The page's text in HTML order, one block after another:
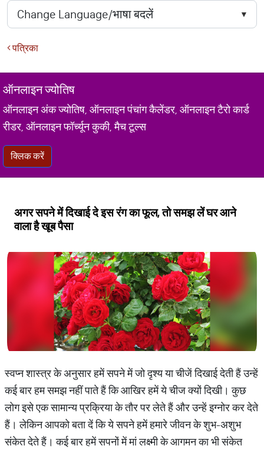
पत्रिका
ऑनलाइन ज्योतिष
ऑनलाइन अंक ज्योतिष, ऑनलाइन पंचांग कैलेंडर, ऑनलाइन टैरो कार्ड
रीडर, ऑनलाइन फॉर्च्यून कुकी, मैच टूल्स
क्लिक करें
अगर सपने में दिखाई दे इस रंग का फूल, तो समझ लें घर आने
वाला है खूब पैसा
स्वप्न शास्त्र के अनुसार हमें सपने में जो दृश्य या चीजें दिखाई देती हैं उन्हें
कई बार हम समझ नहीं पाते हैं कि आखिर हमें ये चीज क्यों दिखी। कुछ
लोग इसे एक सामान्य प्रक्रिया के तौर पर लेते हैं और उन्हें इग्नोर कर देते
हैं। लेकिन आपको बता दें कि ये सपने हमें हमारे जीवन के शुभ-अशुभ
संकेत देते हैं। कई बार हमें सपनों में मां लक्ष्मी के आगमन का भी संकेत